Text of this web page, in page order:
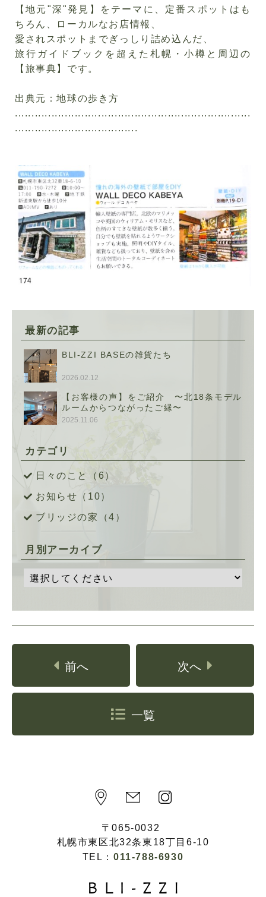
【地元"深"発見】をテーマに、定番スポットはも
ちろん、ローカルなお店情報、
愛されスポットまでぎっしり詰め込んだ、
旅行ガイドブックを超えた札幌・小樽と周辺の
【旅事典】です。
出典元：地球の歩き方
.......................................................................
.....................................
最新の記事
BLI-ZZI BASEの雑貨たち
2026.02.12
【お客様の声】をご紹介 〜北18条モデル
ルームからつながったご縁〜
2025.11.06
カテゴリ
日々のこと（6）
お知らせ（10）
ブリッジの家（4）
月別アーカイブ
前へ 次へ
一覧
〒065-0032
札幌市東区北32条東18丁目6-10
TEL：011-788-6930